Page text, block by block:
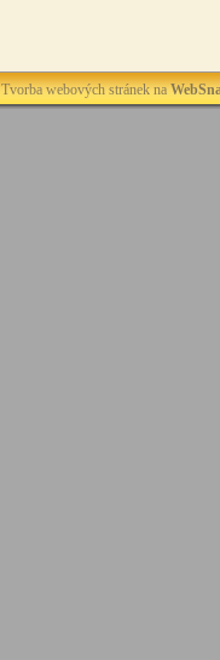
Tvorba webových stránek na